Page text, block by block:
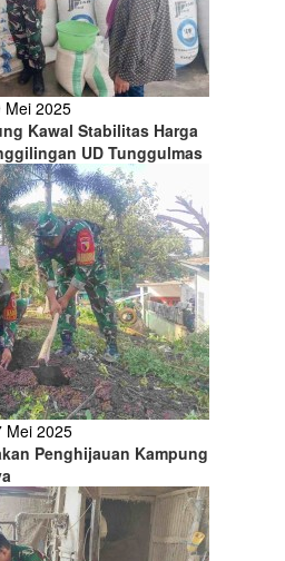
Mei 2025
Kawal Stabilitas Harga
UD Tunggulmas
Mei 2025
Penghijauan Kampung